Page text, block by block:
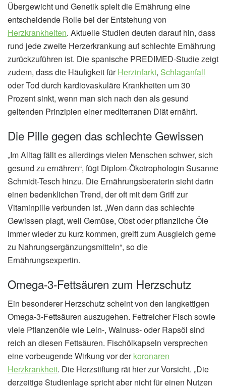
Übergewicht und Genetik spielt die Ernährung eine
entscheidende Rolle bei der Entstehung von
Herzkrankheiten. Aktuelle Studien deuten darauf hin, dass
rund jede zweite Herzerkrankung auf schlechte Ernährung
zurückzuführen ist. Die spanische PREDIMED-Studie zeigt
zudem, dass die Häufigkeit fürHerzinfarkt, Schlaganfall
oder Tod durch kardiovaskuläre Krankheiten um 30
Prozent sinkt, wenn man sich nach den als gesund
geltenden Prinzipien einer mediterranen Diät ernährt.
Die Pille gegen das schlechte Gewissen
„Im Alltag fällt es allerdings vielen Menschen schwer, sich
gesund zu ernähren“, fügt Diplom-Ökotrophologin Susanne
Schmidt-Tesch hinzu. Die Ernährungsberaterin sieht darin
einen bedenklichen Trend, der oft mit dem Griff zur
Vitaminpille verbunden ist. „Wen dann das schlechte
Gewissen plagt, weil Gemüse, Obst oder pflanzliche Öle
immer wieder zu kurz kommen, greift zum Ausgleich gerne
zu Nahrungsergänzungsmitteln“, so die
Ernährungsexpertin.
Omega-3-Fettsäuren zum Herzschutz
Ein besonderer Herzschutz scheint von den langkettigen
Omega-3-Fettsäuren auszugehen. Fettreicher Fisch sowie
viele Pflanzenöle wie Lein-, Walnuss- oder Rapsöl sind
reich an diesen Fettsäuren. Fischölkapseln versprechen
eine vorbeugende Wirkung vor derkoronaren
Herzkrankheit. Die Herzstiftung rät hier zur Vorsicht. „Die
derzeitige Studienlage spricht aber nicht für einen Nutzen